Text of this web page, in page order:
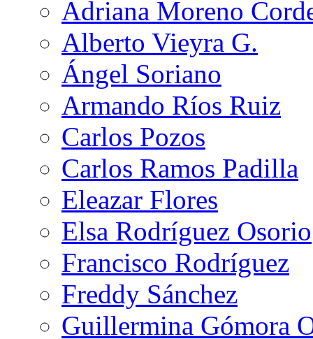
Adriana Moreno
Alberto Vieyra G.
Ángel Soriano
Armando Ríos Ruiz
Carlos Pozos
Carlos Ramos Padilla
Eleazar Flores
Elsa Rodríguez Osorio
Francisco Rodríguez
Freddy Sánchez
Guillermina Gómora